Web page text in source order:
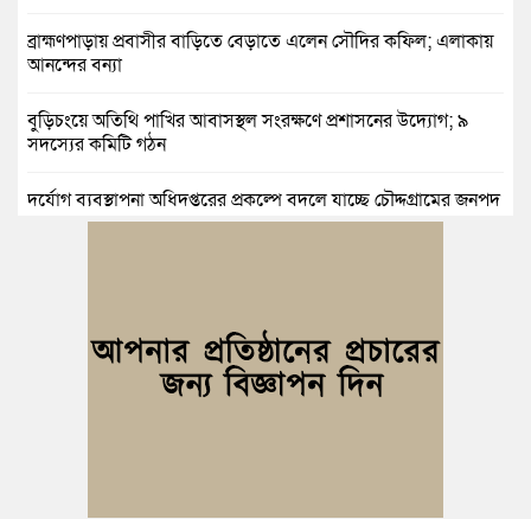
ব্রাহ্মণপাড়ায় প্রবাসীর বাড়িতে বেড়াতে এলেন সৌদির কফিল; এলাকায়
আনন্দের বন্যা
বুড়িচংয়ে অতিথি পাখির আবাসস্থল সংরক্ষণে প্রশাসনের উদ্যোগ; ৯
সদস্যের কমিটি গঠন
দুর্যোগ ব্যবস্থাপনা অধিদপ্তরের প্রকল্পে বদলে যাচ্ছে চৌদ্দগ্রামের জনপদ
জুলাই অভ্যুত্থানের দ্বিতীয় বর্ষপূর্তি উপলক্ষে কুমিল্লায় বর্ণাঢ্য র‍্যালি
আবারও নারী ইউএনও পেল ব্রাহ্মণপাড়াবাসী